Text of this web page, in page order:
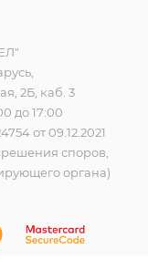
2Б, каб. 3
до 17:00
от 09.12.2021
споров,
органа)